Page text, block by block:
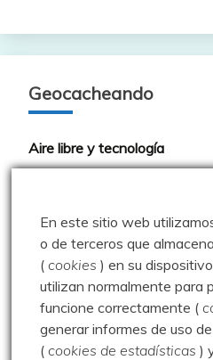
Geocacheando
Aire libre y tecnología
Comepiedras geocaching blog
Geoardilla
Geocaching portugués
Geocaching Spain
Geocaching Valladolid
En este sitio web
o de terceros que
(cookies ) en su
utilizan normalmente para
funcione correctamente (
generar informes de uso
(cookies de estadísticas )